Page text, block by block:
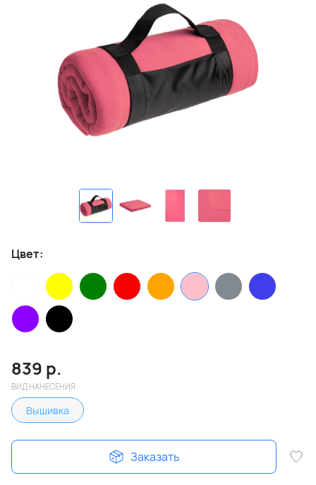
Цвет:
839 р.
ВИД НАНЕСЕНИЯ
Вышивка
Заказать